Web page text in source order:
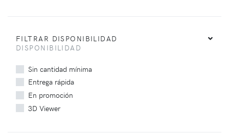
FILTRAR DISPONIBILIDAD
DISPONIBILIDAD
Sin cantidad mínima
Entrega rápida
En promoción
3D Viewer